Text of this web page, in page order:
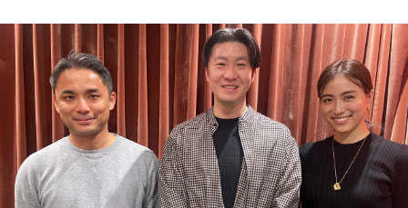
お知らせ
イベント・グッズ
YouTube
会社情報